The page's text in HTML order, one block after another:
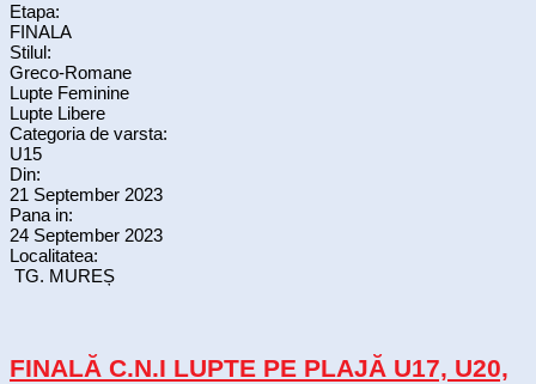
Etapa:
FINALA
Stilul:
Greco-Romane
Lupte Feminine
Lupte Libere
Categoria de varsta:
U15
Din:
21 September 2023
Pana in:
24 September 2023
Localitatea:
TG. MUREȘ
FINALĂ C.N.I LUPTE PE PLAJĂ U17, U20,